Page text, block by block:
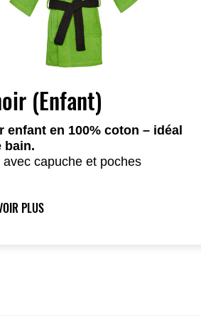
(Enfant)
enfant en 100% coton – idéal
bain.
avec capuche et poches
coton
PLUS